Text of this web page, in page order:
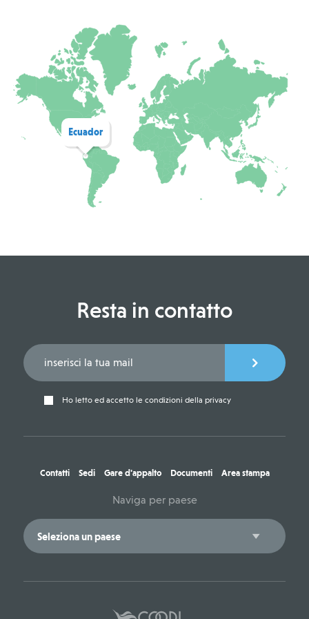
Ecuador
Resta in contatto
Ho letto ed accetto le condizioni della privacy
Contatti Sedi Gare d'appalto Documenti Area stampa
Naviga per paese